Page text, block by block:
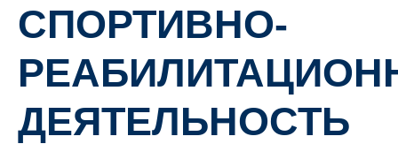
СПОРТИВНО-
ДЕЯТЕЛЬНОСТЬ